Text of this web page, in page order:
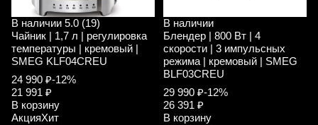
В наличии 5.0 (19)
Чайник | 1,7 л | регулировка
температуры | кремовый |
SMEG KLF04CREU
24 990 ₽-12%
21 991 ₽
В корзину
АкцияХит
В наличии
Блендер | 800 Вт | 4
скорости | 3 импульсных
режима | кремовый | SMEG
BLF03CREU
29 990 ₽-12%
26 391 ₽
В корзину